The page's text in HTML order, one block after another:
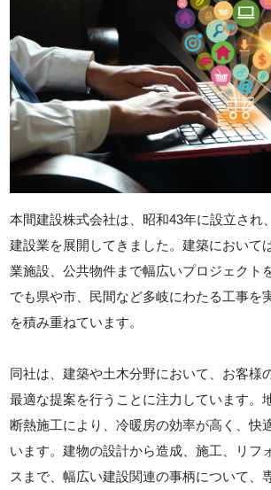
本間建設株式会社は、昭和43年に設立され
建設業を展開してきました。建築において
業施設、公共物件まで幅広いプロジェクト
でも県や市、民間など多岐にわたる工事を
を積み重ねています。
同社は、建築や土木分野において、お客様
最適な提案を行うことに注力しています。
断熱施工により、冷暖房の効率が高く、快
います。建物の設計から造成、施工、リフ
スまで、幅広い建設関連の事柄について、